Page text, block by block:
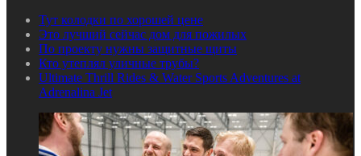
Тут колодки по хорошей цене
Это лучший сейчас дом для пожилых
По проекту нужны защитные щиты
Кто утеплял уличные трубы?
Ultimate Thrill Rides & Water Sports Adventures at
Adrenalina Jet